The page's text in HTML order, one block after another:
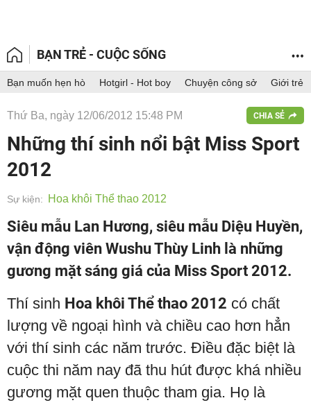
BẠN TRẺ - CUỘC SỐNG
Bạn muốn hẹn hò Hotgirl - Hot boy Chuyện công sở Giới trẻ
Thứ Ba, ngày 12/06/2012 15:48 PM CHIA SẺ
Những thí sinh nổi bật Miss Sport
2012
Sự kiện: Hoa khôi Thể thao 2012
Siêu mẫu Lan Hương, siêu mẫu Diệu Huyền,
vận động viên Wushu Thùy Linh là những
gương mặt sáng giá của Miss Sport 2012.
Thí sinh Hoa khôi Thể thao 2012 có chất
lượng về ngoại hình và chiều cao hơn hẳn
với thí sinh các năm trước. Điều đặc biệt là
cuộc thi năm nay đã thu hút được khá nhiều
gương mặt quen thuộc tham gia. Họ là